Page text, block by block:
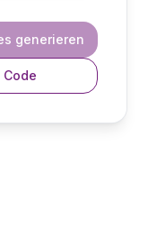
generieren